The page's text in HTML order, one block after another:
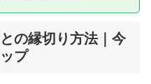
の縁切り方法｜今
プ